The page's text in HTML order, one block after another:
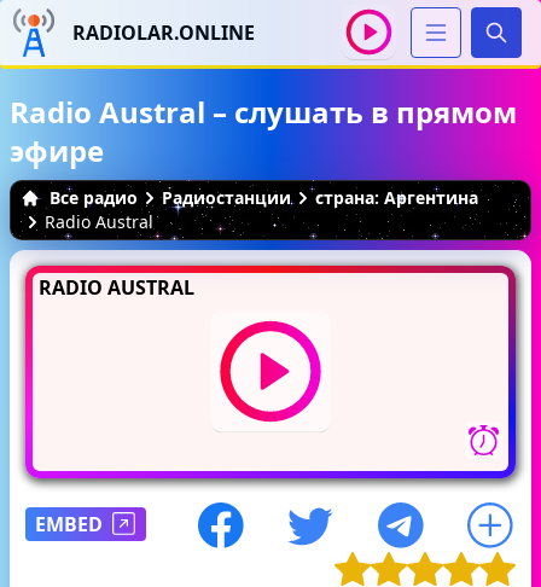
RADIOLAR.ONLINE
Radio Austral – слушать в прямом
эфире
Все радио Радиостанции
страна: Аргентина
Radio Austral
RADIO AUSTRAL
EMBED